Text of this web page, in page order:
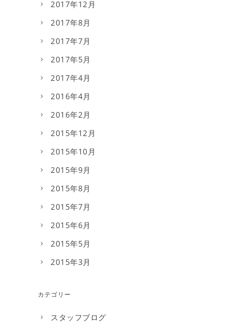
2017年12月
2017年8月
2017年7月
2017年5月
2017年4月
2016年4月
2016年2月
2015年12月
2015年10月
2015年9月
2015年8月
2015年7月
2015年6月
2015年5月
2015年3月
カテゴリー
スタッフブログ